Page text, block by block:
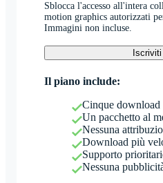
Sblocca l'accesso all'intera
motion graphics autorizzati
Immagini non incluse.
Il piano include:
Cinque download
Un pacchetto al
Nessuna
Download più
Supporto
Nessuna